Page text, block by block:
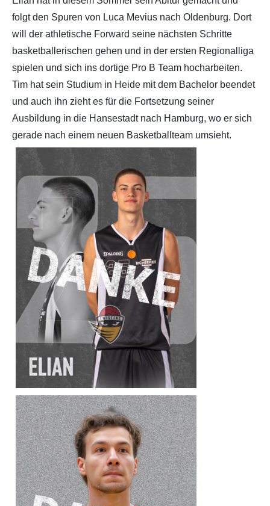
folgt den Spuren von Luca Mevius nach Oldenburg. Dort
will der athletische Forward seine nächsten Schritte
basketballerischen gehen und in der ersten Regionalliga
spielen und sich ins dortige Pro B Team hocharbeiten.
Tim hat sein Studium in Heide mit dem Bachelor beendet
und auch ihn zieht es für die Fortsetzung seiner
Ausbildung in die Hansestadt nach Hamburg, wo er sich
gerade nach einem neuen Basketballteam umsieht.
Trainerabrechnung
Rechtliches